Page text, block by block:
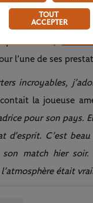
durant ses
l’une de ses
incroyables,
la joueuse
pour son pays.
d’esprit. C’est
match hier soir.
était
TOUT
ACCEPTER